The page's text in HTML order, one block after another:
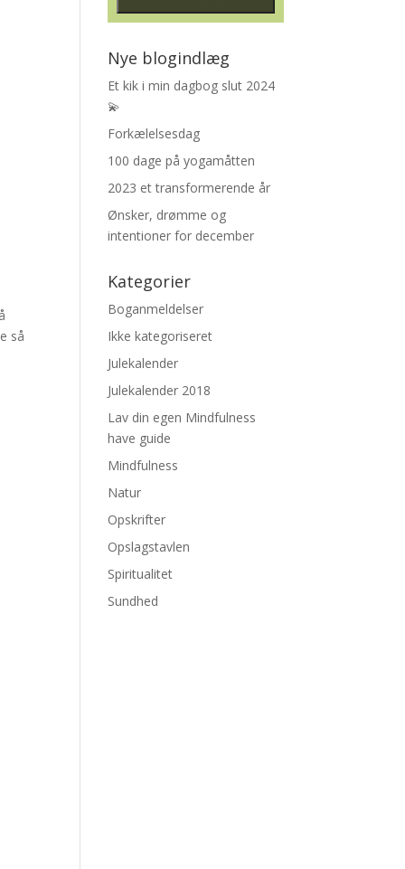
så
Nye blogindlæg
Et kik i min dagbog slut 2024
💫
Forkælelsesdag
100 dage på yogamåtten
2023 et transformerende år
Ønsker, drømme og
intentioner for december
Kategorier
Boganmeldelser
Ikke kategoriseret
Julekalender
Julekalender 2018
Lav din egen Mindfulness
have guide
Mindfulness
Natur
Opskrifter
Opslagstavlen
Spiritualitet
Sundhed